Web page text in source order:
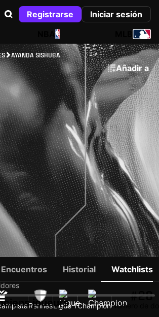
Registrarse
Iniciar sesión
NBA
AYANDA SISHUBA
Añadir a
SISHUBA
RennesLigue 1Champion
#28
Número de
Encuentros Historial Watchlists
joueurs